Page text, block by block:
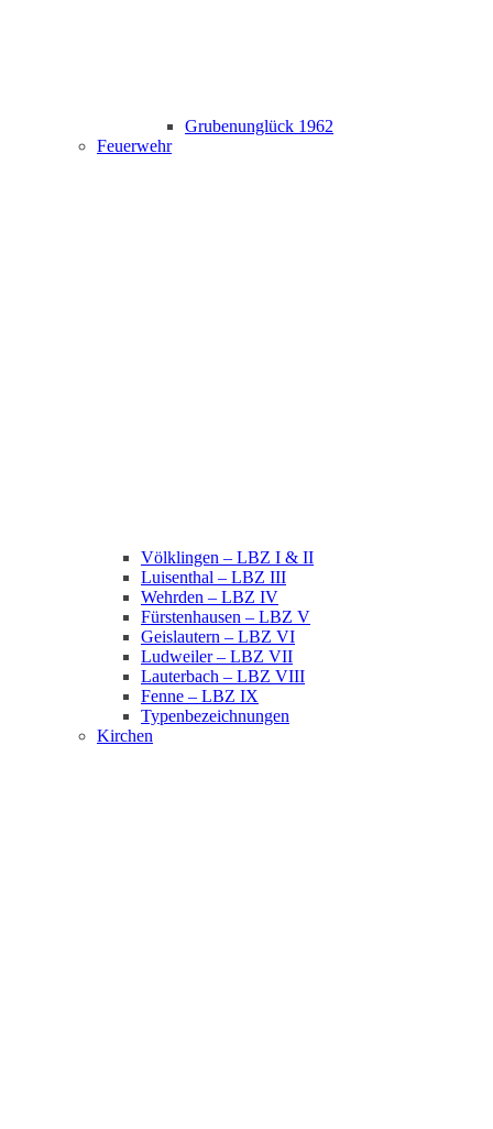
Grubenunglück 1962
Feuerwehr
Völklingen – LBZ I & II
Luisenthal – LBZ III
Wehrden – LBZ IV
Fürstenhausen – LBZ V
Geislautern – LBZ VI
Ludweiler – LBZ VII
Lauterbach – LBZ VIII
Fenne – LBZ IX
Typenbezeichnungen
Kirchen